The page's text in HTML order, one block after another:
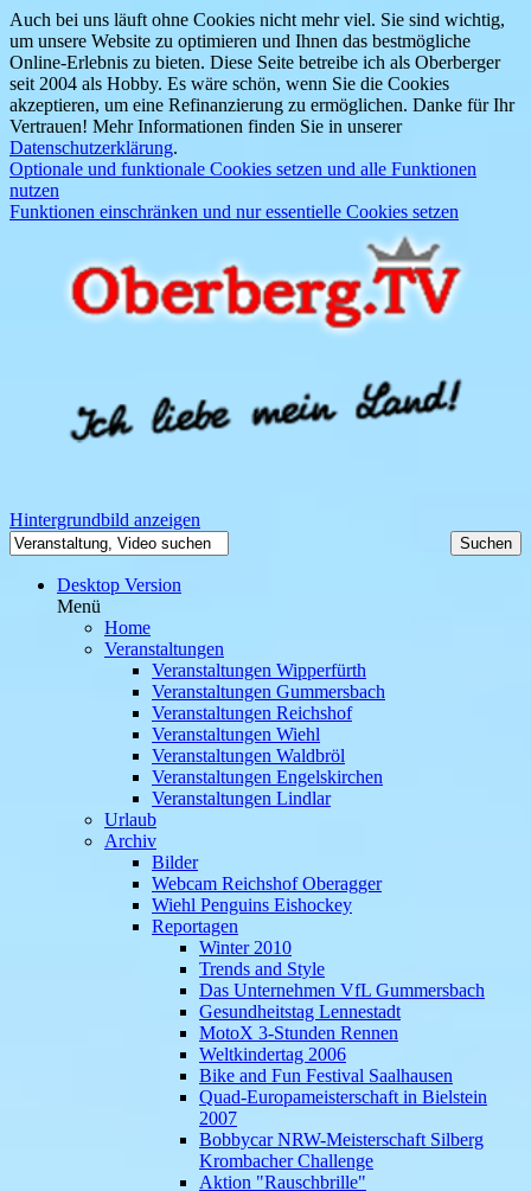
Auch bei uns läuft ohne Cookies nicht mehr viel. Sie sind wichtig,
um unsere Website zu optimieren und Ihnen das bestmögliche
Online-Erlebnis zu bieten. Diese Seite betreibe ich als Oberberger
seit 2004 als Hobby. Es wäre schön, wenn Sie die Cookies
akzeptieren, um eine Refinanzierung zu ermöglichen. Danke für Ihr
Vertrauen! Mehr Informationen finden Sie in unserer
Datenschutzerklärung.
Optionale und funktionale Cookies setzen und alle Funktionen
nutzen
Funktionen einschränken und nur essentielle Cookies setzen
Hintergrundbild anzeigen
Desktop Version
Menü
Home
Veranstaltungen
Veranstaltungen Wipperfürth
Veranstaltungen Gummersbach
Veranstaltungen Reichshof
Veranstaltungen Wiehl
Veranstaltungen Waldbröl
Veranstaltungen Engelskirchen
Veranstaltungen Lindlar
Urlaub
Archiv
Bilder
Webcam Reichshof Oberagger
Wiehl Penguins Eishockey
Reportagen
Winter 2010
Trends and Style
Das Unternehmen VfL Gummersbach
Gesundheitstag Lennestadt
MotoX 3-Stunden Rennen
Weltkindertag 2006
Bike and Fun Festival Saalhausen
Quad-Europameisterschaft in Bielstein
2007
Bobbycar NRW-Meisterschaft Silberg
Krombacher Challenge
Aktion "Rauschbrille"